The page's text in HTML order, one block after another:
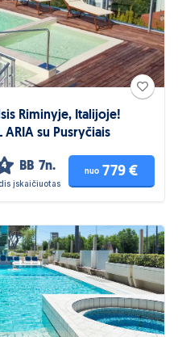
Riminyje, Italijoje!
ARIA su Pusryčiais
4 BB 7n.
įskaičiuotas
nuo 779 €